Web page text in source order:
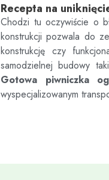
Recepta na
Chodzi tu oczywiście o
konstrukcji pozwala do
konstrukcję czy
samodzielnej budowy
Gotowa piwniczka
wyspecjalizowanym